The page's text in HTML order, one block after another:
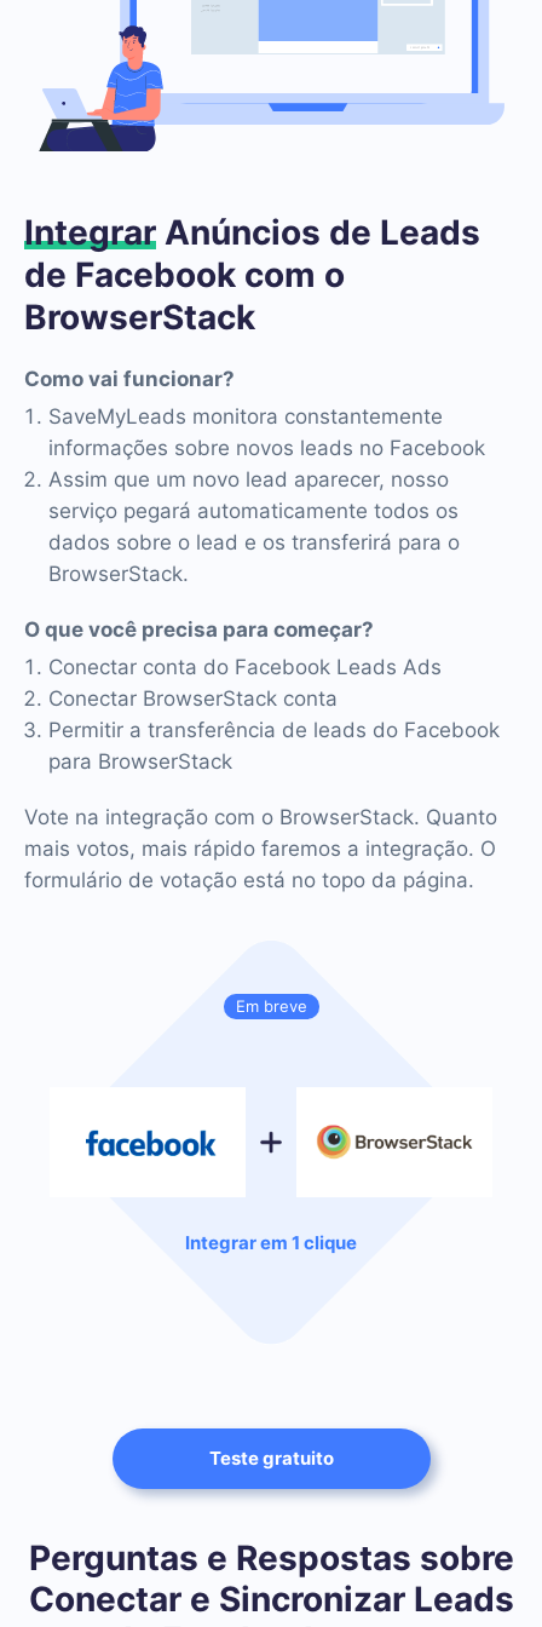
Em breve
Integrar em 1 clique
Integrar Anúncios de Leads
de Facebook com o
BrowserStack
Como vai funcionar?
SaveMyLeads monitora constantemente
informações sobre novos leads no Facebook
Assim que um novo lead aparecer, nosso
serviço pegará automaticamente todos os
dados sobre o lead e os transferirá para o
BrowserStack.
O que você precisa para começar?
Conectar conta do Facebook Leads Ads
Conectar BrowserStack conta
Permitir a transferência de leads do Facebook
para BrowserStack
Vote na integração com o BrowserStack. Quanto
mais votos, mais rápido faremos a integração. O
formulário de votação está no topo da página.
Teste gratuito
Perguntas e Respostas sobre
Conectar e Sincronizar Leads